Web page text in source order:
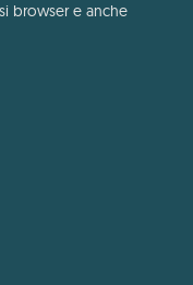
browser e anche